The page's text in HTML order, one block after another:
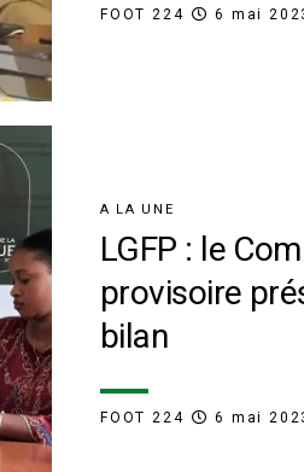
FOOT 224 6 mai
A LA UNE
LGFP : le
provisoire
bilan
FOOT 224 6 mai